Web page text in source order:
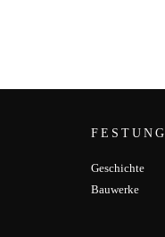
FESTUNG
Geschichte
Bauwerke